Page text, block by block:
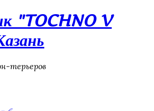
"TOCHNO V
терьеров